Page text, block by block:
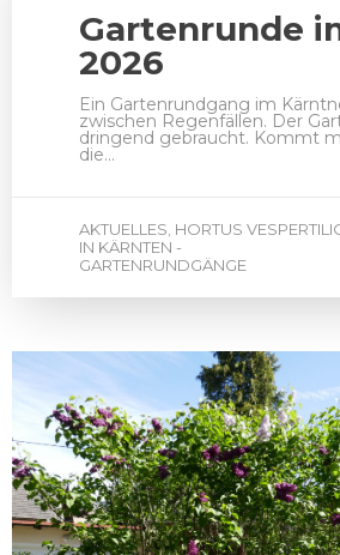
Gartenrunde
2026
Ein Gartenrundgang im
zwischen Regenfällen. Der
dringend gebraucht. Kommt
die…
AKTUELLES, HORTUS
IN KÄRNTEN -
GARTENRUNDGÄNGE